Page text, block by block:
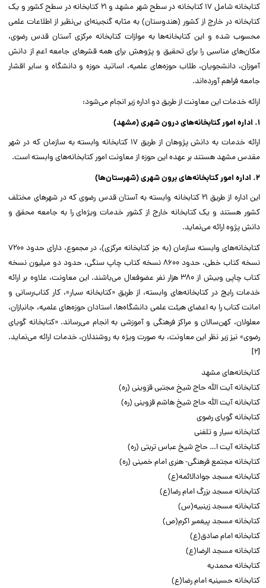
کتابخانه شامل ۱۷ کتابخانه در سطح شهر مشهد و ۲۱ کتابخانه در سطح کشور و یک
کتابخانه در خارج از کشور (هندوستان) به مثابه گنجینه‌ای بی‌نظیر از اطلاعات علمی
محسوب شده و این کتابخانه‌ها به موازات کتابخانه مرکزی آستان قدس رضوی،
مکان‌های مناسبی را برای تحقیق و پژوهش برای همه قشرهای جامعه اعم از دانش
آموزان، دانشجویان، طلاب حوزه‌های علمیه، اساتید حوزه و دانشگاه و سایر اقشار
جامعه فراهم آورده‌اند.
ارائه خدمات این معاونت از طریق دو اداره زیر انجام می‌شود:
1. اداره امور کتابخانه‌های درون شهری (مشهد)
ارائه خدمات به دانش پژوهان از طریق ۱۷ کتابخانه وابسته به سازمان که در شهر
مقدس مشهد هستند بر عهده این حوزه از معاونت امور کتابخانه‌های وابسته است.
2. اداره امور کتابخانه‌های برون شهری (شهرستان‌ها)
این اداره از طریق ۲۱ کتابخانه وابسته به آستان قدس رضوی که در شهرهای مختلف
کشور هستند و یک کتابخانه خارج از کشور خدمات ویژه‌ای را به جامعه محقق و
دانش پژوه ارائه می‌نماید.
کتابخانه‌های وابسته سازمان (به جز کتابخانه مرکزی)، در مجموع، دارای حدود ۷۲۰۰
نسخه کتاب خطی، حدود ۸۶۰۰ نسخه کتاب چاپ سنگی، حدود دو میلیون نسخه
کتاب چاپی وبیش از ۳۸۰ هزار نفر عضوفعال می‌باشند. این معاونت، علاوه بر ارائه
خدمات رایج در کتابخانه‌های وابسته، از طریق «کتابخانه سیار»، کار کتاب‌رسانی و
امانت کتاب را به اعضای هیئت علمی دانشگاه‌ها، استادان حوزه‌های علمیه، جانبازان،
معلولان، کهن‌سالان و مراکز فرهنگی و آموزشی به انجام می‌رساند. «کتابخانه گویای
رضوی» نیز زیر نظر این معاونت، به صورت ویژه به روشندلان، خدمات ارائه می‌نماید.
[۲]
کتابخانه‌های مشهد
کتابخانه آیت الله حاج شیخ مجتبی قزوینی (ره)
کتابخانه آیت الله حاج شیخ هاشم قزوینی (ره)
کتابخانه گویای رضوی
کتابخانه سیار و تلفنی
کتابخانه آیت ‌ا… حاج شیخ عباس تربتی (ره)
کتابخانه مجتمع فرهنگی- هنری امام خمینی (ره)
کتابخانه مسجد جوادالائمه(ع)
کتابخانه مسجد بزرگ امام رضا(ع)
کتابخانه مسجد زینبیه(س)
کتابخانه مسجد پیغمبر اکرم(ص)
کتابخانه امام صادق(ع)
کتابخانه مسجد الرضا(ع)
کتابخانه محمدیه
کتابخانه حسینیه امام رضا(ع)